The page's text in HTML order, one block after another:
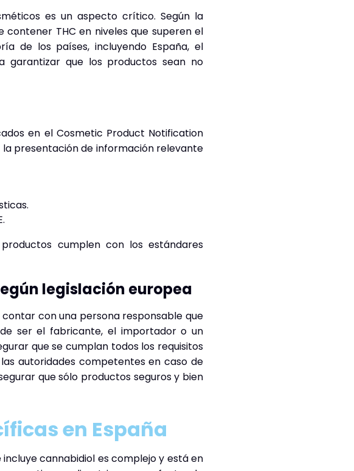
es un aspecto crítico. Según la
contener THC en niveles que superen el
de los países, incluyendo España, el
garantizar que los productos sean no
en el Cosmetic Product Notification
la presentación de información relevante
cumplen con los estándares
legislación europea
con una persona responsable que
ser el fabricante, el importador o un
que se cumplan todos los requisitos
autoridades competentes en caso de
que sólo productos seguros y bien
en España
cannabidiol es complejo y está en